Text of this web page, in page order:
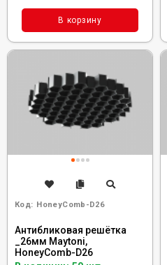
В корзину
Код: HoneyComb-D26
Антибликовая решётка
_26мм Maytoni,
HoneyComb-D26